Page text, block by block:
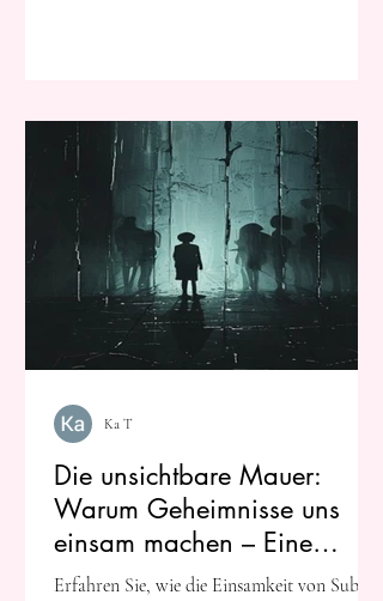
Die unsichtbare Mauer:
Warum Geheimnisse uns
einsam machen – Eine
Reflexion über Re:Zero
Erfahren Sie, wie die Einsamkeit von Subaru
Ka T